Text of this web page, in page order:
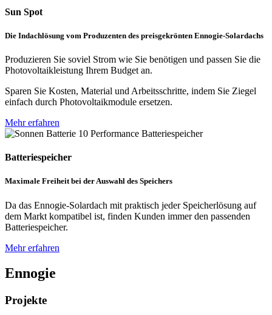
Sun Spot
Die Indachlösung vom Produzenten des preisgekrönten Ennogie-Solardachs
Produzieren Sie soviel Strom wie Sie benötigen und passen Sie die
Photovoltaikleistung Ihrem Budget an.
Sparen Sie Kosten, Material und Arbeitsschritte, indem Sie Ziegel
einfach durch Photovoltaikmodule ersetzen.
Mehr erfahren
Batteriespeicher
Maximale Freiheit bei der Auswahl des Speichers
Da das Ennogie-Solardach mit praktisch jeder Speicherlösung auf
dem Markt kompatibel ist, finden Kunden immer den passenden
Batteriespeicher.
Mehr erfahren
Ennogie
Projekte